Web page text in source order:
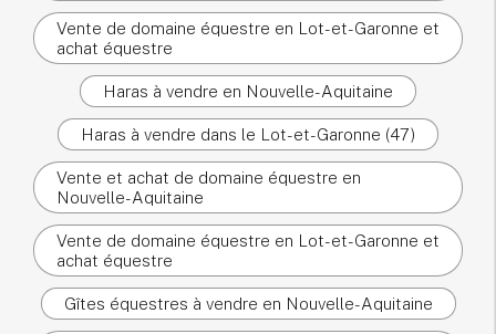
Vente de domaine équestre en Lot-et-Garonne et
achat équestre
Haras à vendre en Nouvelle-Aquitaine
Haras à vendre dans le Lot-et-Garonne (47)
Vente et achat de domaine équestre en
Nouvelle-Aquitaine
Vente de domaine équestre en Lot-et-Garonne et
achat équestre
Gîtes équestres à vendre en Nouvelle-Aquitaine